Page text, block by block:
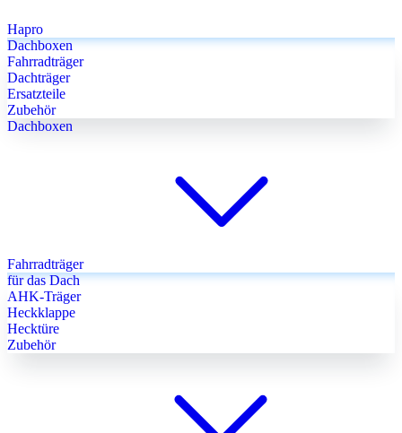
Hapro
Dachboxen
Fahrradträger
Dachträger
Ersatzteile
Zubehör
Dachboxen
Fahrradträger
für das Dach
AHK-Träger
Heckklappe
Hecktüre
Zubehör